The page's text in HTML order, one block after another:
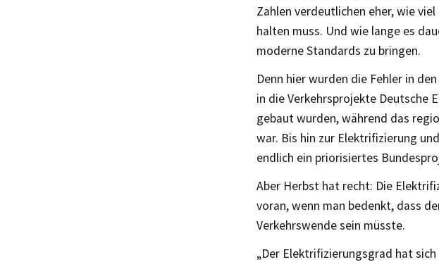
Zahlen verdeutlichen eher, wie
halten muss. Und wie lange es
moderne Standards zu bringen.
Denn hier wurden die Fehler in
in die Verkehrsprojekte Deutsche
gebaut wurden, während das
war. Bis hin zur Elektrifizierung
endlich ein priorisiertes
Aber Herbst hat recht: Die
voran, wenn man bedenkt, dass
Verkehrswende sein müsste.
„Der Elektrifizierungsgrad hat